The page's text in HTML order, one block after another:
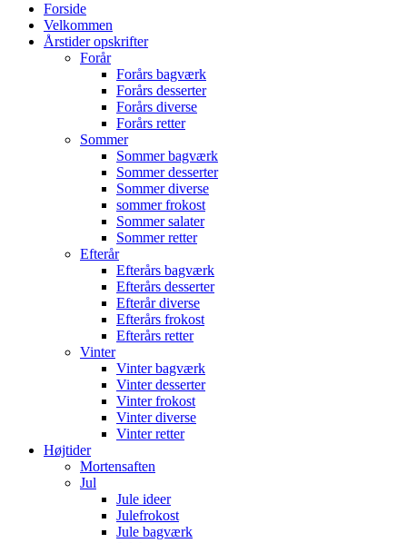
Menu
Forside
Velkommen
Årstider opskrifter
Forår
Forårs bagværk
Forårs desserter
Forårs diverse
Forårs retter
Sommer
Sommer bagværk
Sommer desserter
Sommer diverse
sommer frokost
Sommer salater
Sommer retter
Efterår
Efterårs bagværk
Efterårs desserter
Efterår diverse
Efterårs frokost
Efterårs retter
Vinter
Vinter bagværk
Vinter desserter
Vinter frokost
Vinter diverse
Vinter retter
Højtider
Mortensaften
Jul
Jule ideer
Julefrokost
Jule bagværk